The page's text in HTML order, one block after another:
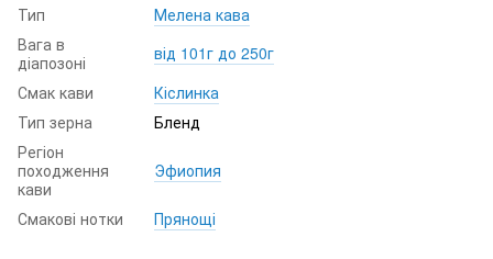
Тип
Мелена кава
Вага в
діапозоні
від 101г до 250г
Смак кави
Кіслинка
Тип зерна
Бленд
Регіон
походження
кави
Эфиопия
Смакові нотки Прянощі